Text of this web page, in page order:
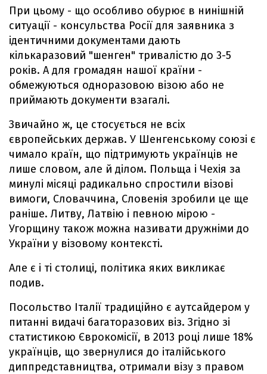
При цьому - що особливо обурює в нинішній
ситуації - консульства Росії для заявника з
ідентичними документами дають
кількаразовий "шенген" тривалістю до 3-5
років. А для громадян нашої країни -
обмежуються одноразовою візою або не
приймають документи взагалі.
Звичайно ж, це стосується не всіх
європейських держав. У Шенгенському союзі є
чимало країн, що підтримують українців не
лише словом, але й ділом. Польща і Чехія за
минулі місяці радикально спростили візові
вимоги, Словаччина, Словенія зробили це ще
раніше. Литву, Латвію і певною мірою -
Угорщину також можна називати дружніми до
України у візовому контексті.
Але є і ті столиці, політика яких викликає
подив.
Посольство Італії традиційно є аутсайдером у
питанні видачі багаторазових віз. Згідно зі
статистикою Єврокомісії, в 2013 році лише 18%
українців, що звернулися до італійського
диппредставництва, отримали візу з правом